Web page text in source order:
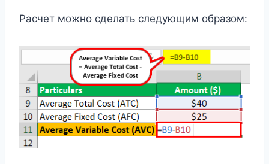
Расчет можно сделать следующим образом: